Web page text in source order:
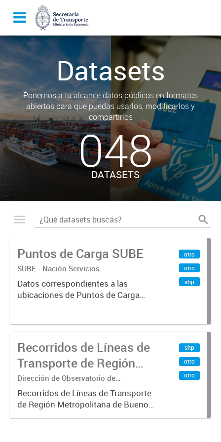
Datasets
Ponemos a tu alcance datos públicos en formatos
abiertos para que puedas usarlos, modificarlos y
compartirlos
048
DATASETS
Puntos de Carga SUBE
SUBE - Nación Servicios
Datos correspondientes a las
ubicaciones de Puntos de Carga
otro
otro
shp
Recorridos de Líneas de
Transporte de Región
Metropolitana de
Buenos Aires (RMBA)
Dirección de Observatorio de
Transporte, Estudio y Sistemas
Recorridos de Líneas de Transporte
de Región Metropolitana de Buenos
Aires (RMBA).-
shp
otro
otro